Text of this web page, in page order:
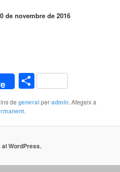
de novembre de 2016
Comparteix
degeneralperadmin. Afegeix a
.
WordPress.